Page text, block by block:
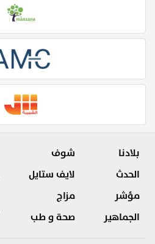
بلادنا
الحدث
مؤشر
الجماهير
شوف
لايف ستايل
مزاج
صحة و طب